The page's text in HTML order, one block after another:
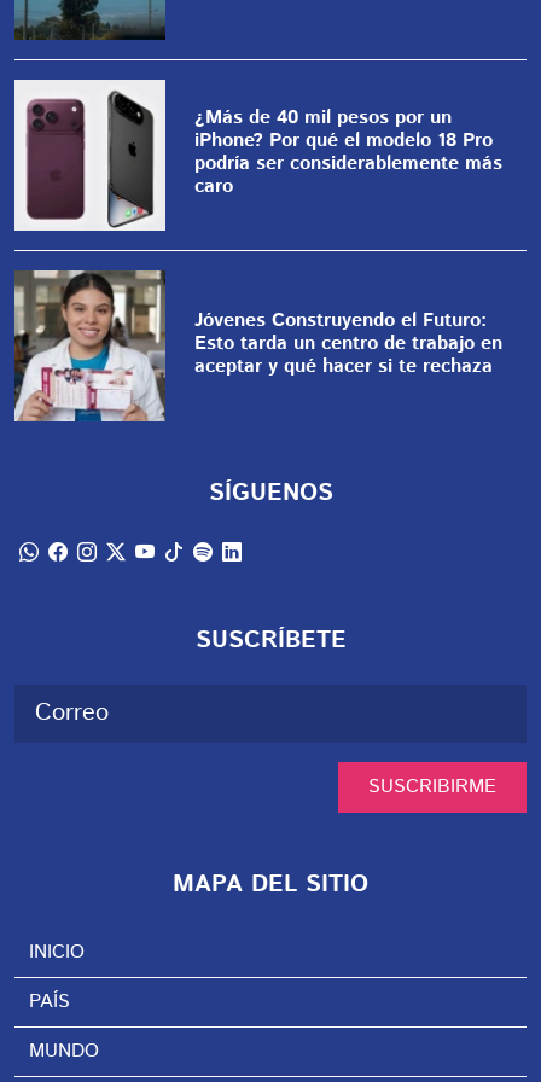
¿Más de 40 mil pesos por un
iPhone? Por qué el modelo 18 Pro
podría ser considerablemente más
caro
Jóvenes Construyendo el Futuro:
Esto tarda un centro de trabajo en
aceptar y qué hacer si te rechaza
SÍGUENOS
SUSCRÍBETE
SUSCRIBIRME
MAPA DEL SITIO
INICIO
PAÍS
MUNDO